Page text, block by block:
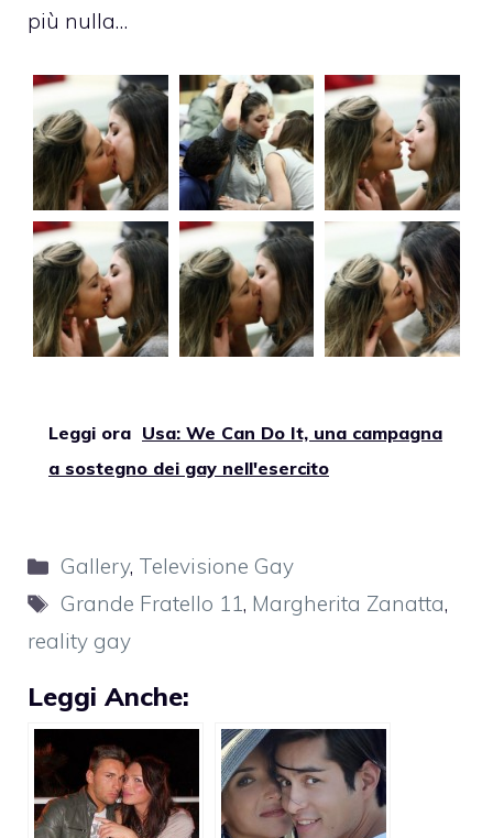
più nulla…
Leggi ora Usa: We Can Do It, una campagna
a sostegno dei gay nell'esercito
Categorie
Gallery, Televisione Gay
Tag
Grande Fratello 11, Margherita Zanatta,
reality gay
Leggi Anche: